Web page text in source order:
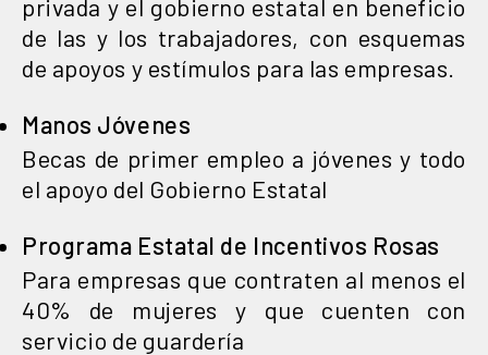
privada y el gobierno estatal en beneficio
de las y los trabajadores, con esquemas
de apoyos y estímulos para las empresas.
Manos Jóvenes
Becas de primer empleo a jóvenes y todo
el apoyo del Gobierno Estatal
Programa Estatal de Incentivos Rosas
Para empresas que contraten al menos el
40% de mujeres y que cuenten con
servicio de guardería